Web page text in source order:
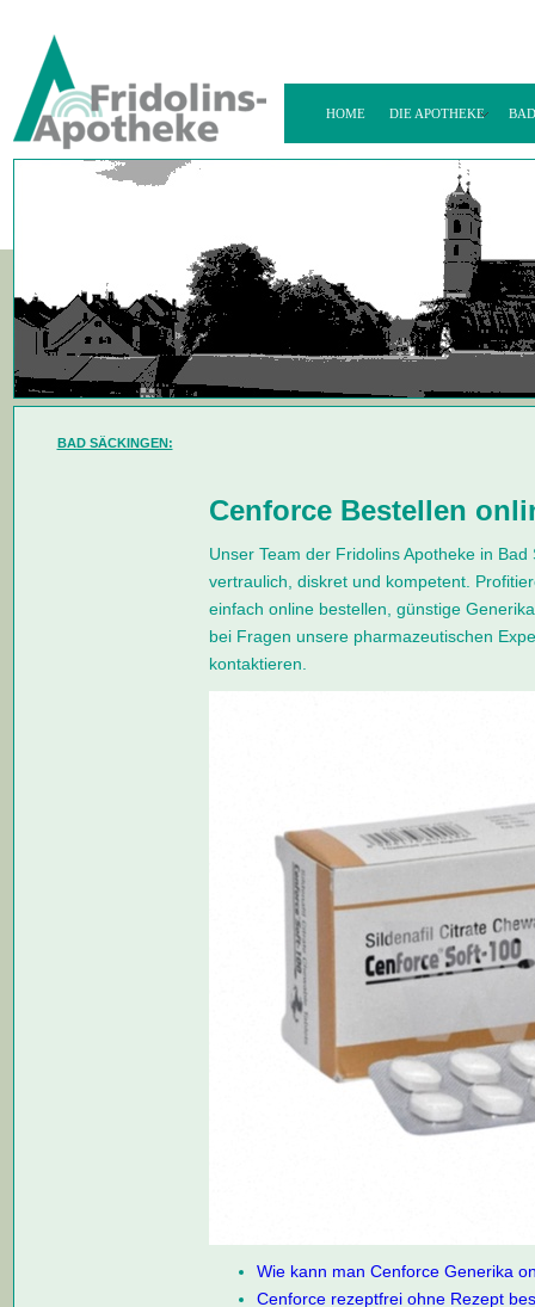
HOME DIE APOTHEKE
BAD SÄCKINGEN:
Cenforce Bestellen
Unser Team der Fridolins Apotheke in
vertraulich, diskret und kompetent.
einfach online bestellen, günstige
bei Fragen unsere pharmazeutischen
kontaktieren.
Wie kann man Cenforce Generika
Cenforce rezeptfrei ohne Rezept